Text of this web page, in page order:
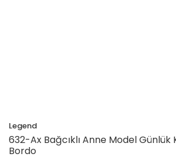
Legend
632-Ax Bağcıklı Anne Model Günlük
Bordo